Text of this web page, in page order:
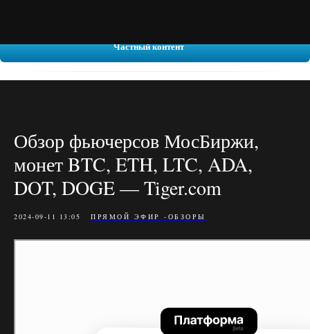
Частный контент
Обзор фьючерсов МосБиржи,
монет BTC, ETH, LTC, ADA,
DOT, DOGE — Tiger.com
2024-09-11 13:05 ПРЯМОЙ ЭФИР -ОБЗОРЫ